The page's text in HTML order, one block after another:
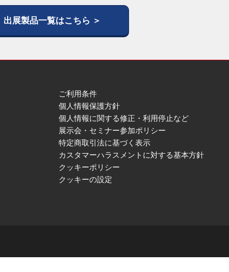
出展製品一覧はこちら ＞
ご利用条件
個人情報保護方針
個人情報に関する修正・利用停止など
展示会・セミナー参加ポリシー
特定商取引法に基づく表示
カスタマーハラスメントに対する基本方針
クッキーポリシー
クッキーの設定